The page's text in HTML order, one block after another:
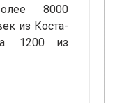
8000
из Коста-
1200 из